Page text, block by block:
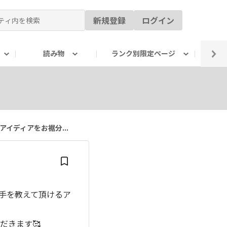
新規登録 ログイン
読み物 ランク別限定ページ
イディアをお裾分...
を教えて頂けるア
きます🥰